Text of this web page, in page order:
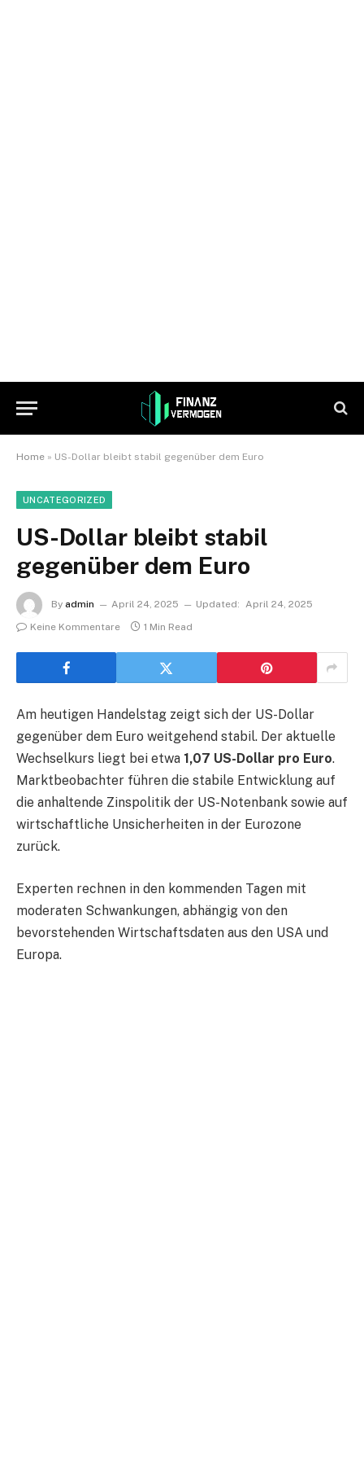
Home » US-Dollar bleibt stabil gegenüber dem Euro
UNCATEGORIZED
US-Dollar bleibt stabil
gegenüber dem Euro
By admin April 24, 2025 Updated: April 24, 2025
Keine Kommentare
1 Min Read
Am heutigen Handelstag zeigt sich der US-Dollar
gegenüber dem Euro weitgehend stabil. Der aktuelle
Wechselkurs liegt bei etwa 1,07 US-Dollar pro Euro.
Marktbeobachter führen die stabile Entwicklung auf
die anhaltende Zinspolitik der US-Notenbank sowie auf
wirtschaftliche Unsicherheiten in der Eurozone
zurück.
Experten rechnen in den kommenden Tagen mit
moderaten Schwankungen, abhängig von den
bevorstehenden Wirtschaftsdaten aus den USA und
Europa.